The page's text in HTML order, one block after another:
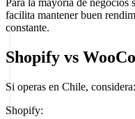
Para la mayoría de
facilita mantener buen
constante.
Shopify vs
Si operas en Chile, considera:
Shopify: